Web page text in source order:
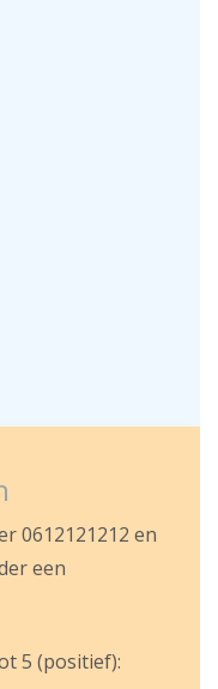
0612121212 en
een
5 (positief):